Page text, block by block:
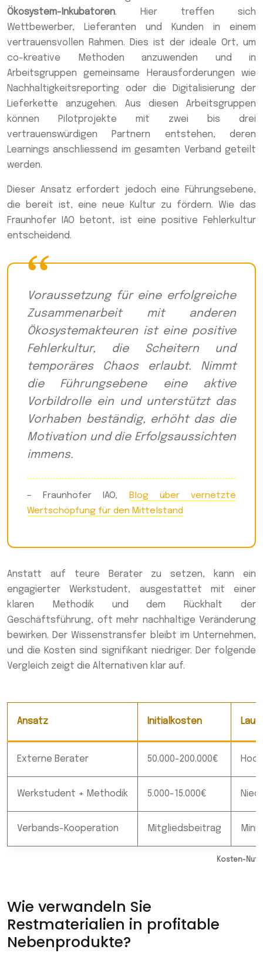
Ökosystem-Inkubatoren. Hier treffen sich
Wettbewerber, Lieferanten und Kunden in einem
vertrauensvollen Rahmen. Dies ist der ideale Ort, um
co-kreative Methoden anzuwenden und in
Arbeitsgruppen gemeinsame Herausforderungen wie
Nachhaltigkeitsreporting oder die Digitalisierung der
Lieferkette anzugehen. Aus diesen Arbeitsgruppen
können Pilotprojekte mit zwei bis drei
vertrauenswürdigen Partnern entstehen, deren
Learnings anschliessend im gesamten Verband geteilt
werden.
Dieser Ansatz erfordert jedoch eine Führungsebene,
die bereit ist, eine neue Kultur zu fördern. Wie das
Fraunhofer IAO betont, ist eine positive Fehlerkultur
entscheidend.
Voraussetzung für eine erfolgreiche
Zusammenarbeit mit anderen
Ökosystemakteuren ist eine positive
Fehlerkultur, die Scheitern und
temporäres Chaos erlaubt. Nimmt
die Führungsebene eine aktive
Vorbildrolle ein und unterstützt das
Vorhaben beständig, erhöht das die
Motivation und die Erfolgsaussichten
immens.
– Fraunhofer IAO,
Blog über vernetzte
Wertschöpfung für den Mittelstand
Anstatt auf teure Berater zu setzen, kann ein
engagierter Werkstudent, ausgestattet mit einer
klaren Methodik und dem Rückhalt der
Geschäftsführung, oft mehr nachhaltige Veränderung
bewirken. Der Wissenstransfer bleibt im Unternehmen,
und die Kosten sind signifikant niedriger. Der folgende
Vergleich zeigt die Alternativen klar auf.
Kosten-
Ansatz Initialkosten
Externe Berater 50.000-200.000€
Werkstudent + Methodik 5.000-15.000€
Verbands-Kooperation Mitgliedsbeitrag
Wie verwandeln Sie
Restmaterialien in profitable
Nebenprodukte?